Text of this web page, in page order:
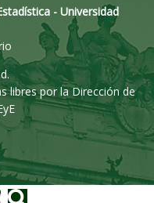
- Universidad
libres por la Dirección de